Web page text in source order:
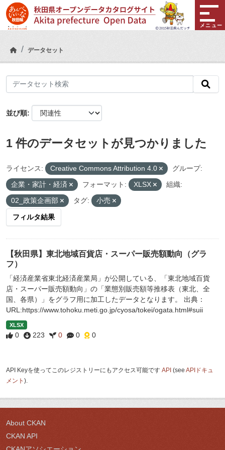
Skip to main content
メニュー
データセット
並び順
1 件のデータセットが見つかりました
ライセンス: Creative Commons Attribution 4.0
グループ:
企業・家計・経済
フォーマット: XLSX
組織:
02_政策企画部
タグ: 小売
フィルタ結果
【秋田県】東北地域百貨店・スーパー販売額動向（グラ
フ）
「経済産業省東北経済産業局」が公開している、「東北地域百貨
店・スーパー販売額動向」の「業態別販売額等推移表（東北、全
国、各県）」をグラフ用に加工したデータとなります。 出典：
URL:https://www.tohoku.meti.go.jp/cyosa/tokei/ogata.html#suii
XLSX
0 223 0 0 0
API Keyを使ってこのレジストリーにもアクセス可能です API (see APIドキュ
メント ).
About CKAN
CKAN API